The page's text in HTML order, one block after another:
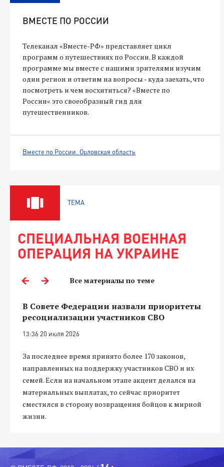
ВМЕСТЕ ПО РОССИИ
Телеканал «Вместе-РФ» представляет цикл
программ о путешествиях по России. В каждой
программе мы вместе с нашими зрителями изучим
один регион и ответим на вопросы - куда заехать, что
посмотреть и чем восхититься? «Вместе по
России« это своеобразный гид для
путешественников.
Вместе по России. Орловская область
ТЕМА
СПЕЦИАЛЬНАЯ ВОЕННАЯ
ОПЕРАЦИЯ НА УКРАИНЕ
Все материалы по теме
В Совете Федерации назвали приоритеты
ресоциализации участников СВО
13:36 20 июля 2026
За последнее время принято более 170 законов,
направленных на поддержку участников СВО и их
семей. Если на начальном этапе акцент делался на
материальных выплатах, то сейчас приоритет
сместился в сторону возвращения бойцов к мирной
жизни.